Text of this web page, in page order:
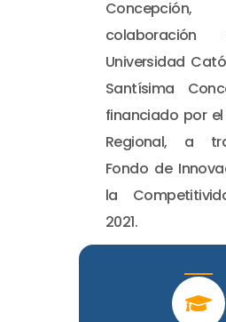
Universidad
Santísima
financiado por
Regional, a
Fondo de
la
2021.